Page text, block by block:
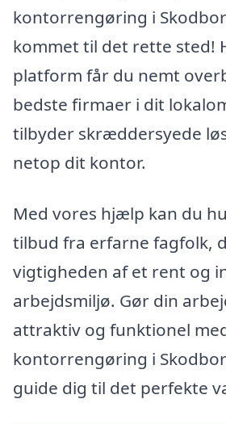
kontorrengøring i
kommet til det rette sted!
platform får du nemt
bedste firmaer i dit
tilbyder skræddersyede
netop dit kontor.
Med vores hjælp kan du
tilbud fra erfarne fagfolk,
vigtigheden af et rent og
arbejdsmiljø. Gør din
attraktiv og funktionel
kontorrengøring i
guide dig til det perfekte